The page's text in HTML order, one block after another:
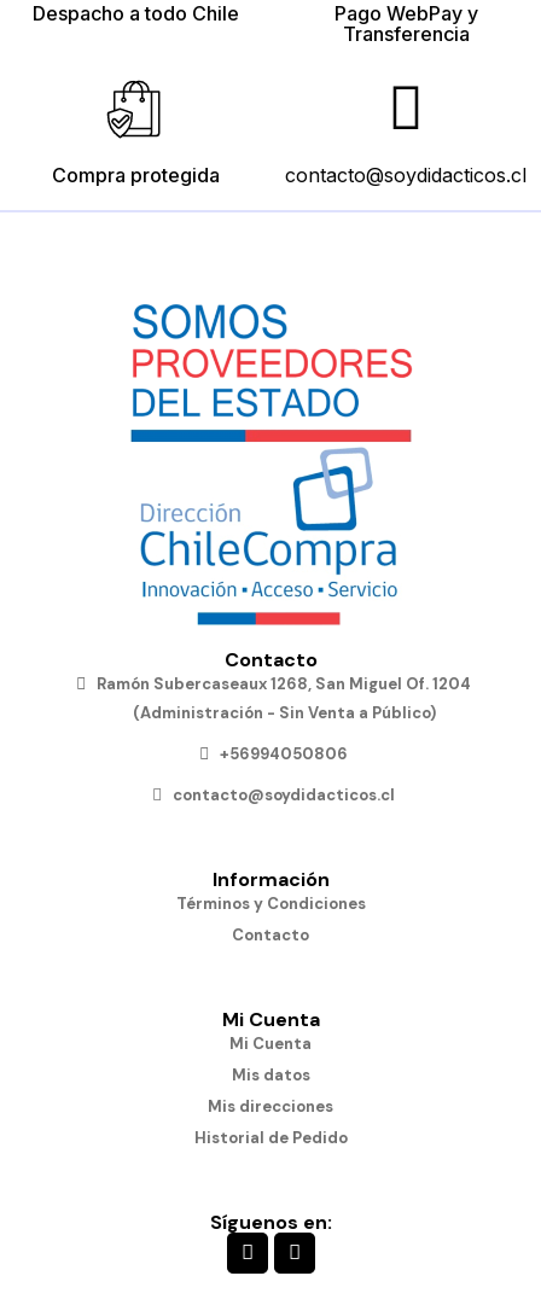
Despacho a todo Chile
Pago WebPay y
Transferencia
Compra protegida contacto@soydidacticos.cl
Contacto
Ramón Subercaseaux 1268, San Miguel Of. 1204
(Administración - Sin Venta a Público)
+56994050806
contacto@soydidacticos.cl
Información
Términos y Condiciones
Contacto
Mi Cuenta
Mi Cuenta
Mis datos
Mis direcciones
Historial de Pedido
Síguenos en: